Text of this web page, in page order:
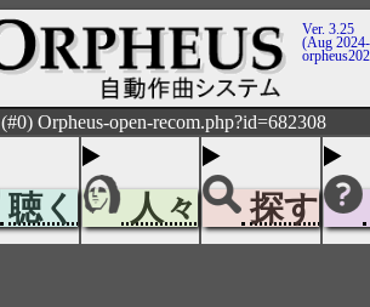
Ver. 3.25
(Aug
(#0) Orpheus-open-recom.php?id=682308
聴く 人々 探す